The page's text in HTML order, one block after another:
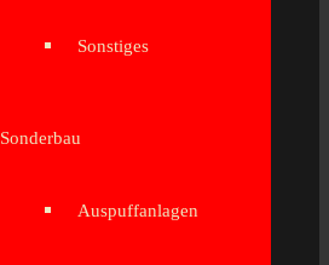
Sonstiges
Sonderbau
Auspuffanlagen